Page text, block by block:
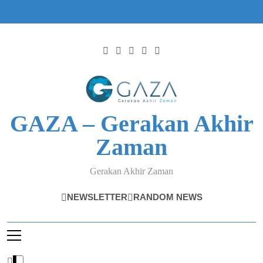
GAZA – Gerakan Akhir
Zaman
Gerakan Akhir Zaman
NEWSLETTER RANDOM NEWS